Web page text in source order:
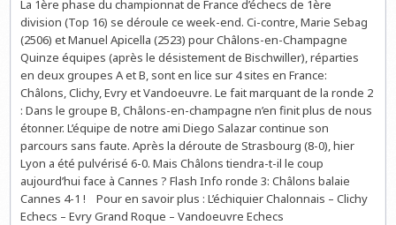
&
TOP
16
CHÂLONS
BALAIE
CANNES
4-
La 1ère phase du championnat de France d’échecs de 1ère
division (Top 16) se déroule ce week-end. Ci-contre, Marie Sebag
(2506) et Manuel Apicella (2523) pour Châlons-en-Champagne
Quinze équipes (après le désistement de Bischwiller), réparties
en deux groupes A et B, sont en lice sur 4 sites en France:
Châlons, Clichy, Evry et Vandoeuvre. Le fait marquant de la ronde 2
: Dans le groupe B, Châlons-en-champagne n’en finit plus de nous
étonner. L’équipe de notre ami Diego Salazar continue son
parcours sans faute. Après la déroute de Strasbourg (8-0), hier
Lyon a été pulvérisé 6-0. Mais Châlons tiendra-t-il le coup
aujourd’hui face à Cannes ? Flash Info ronde 3: Châlons balaie
Cannes 4-1 ! Pour en savoir plus : L’échiquier Chalonnais – Clichy
Echecs – Evry Grand Roque – Vandoeuvre Echecs